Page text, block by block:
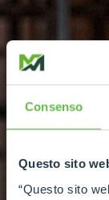
Consenso
Questo sito
“Questo sito